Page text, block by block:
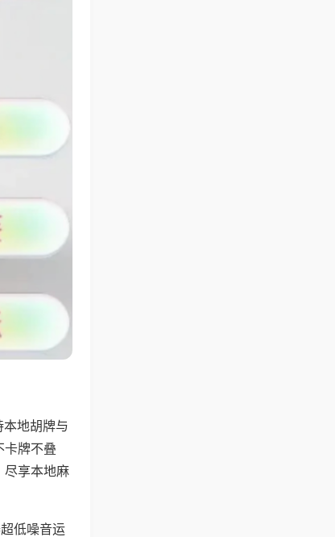
本地胡牌与
卡牌不叠
尽享本地麻
低噪音运